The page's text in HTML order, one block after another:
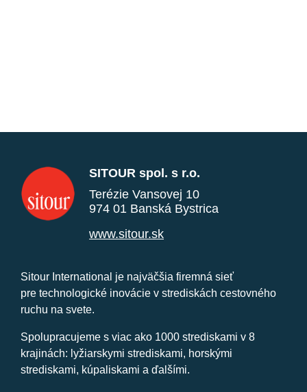
SITOUR spol. s r.o.
Terézie Vansovej 10
974 01 Banská Bystrica
www.sitour.sk
Sitour International je najväčšia firemná sieť
pre technologické inovácie v strediskách cestovného
ruchu na svete.
Spolupracujeme s viac ako 1000 strediskami v 8
krajinách: lyžiarskymi strediskami, horskými
strediskami, kúpaliskami a ďalšími.